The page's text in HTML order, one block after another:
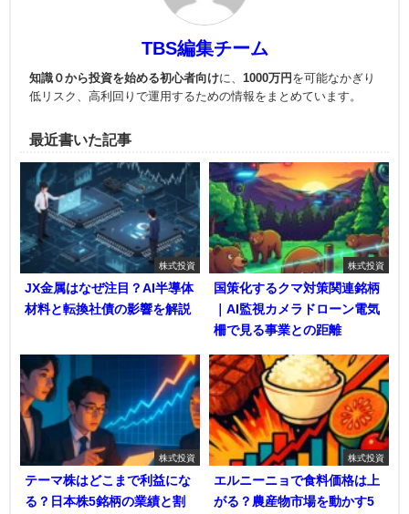
TBS編集チーム
知識０から投資を始める初心者向けに、 1000万円 を可能なかぎり
低リスク、高利回りで運用するための情報をまとめています。
最近書いた記事
株式投資
JX金属はなぜ注目？AI半導体
材料と転換社債の影響を解説
株式投資
国策化するクマ対策関連銘柄
｜AI監視カメラドローン電気
柵で見る事業との距離
株式投資
テーマ株はどこまで利益にな
る？日本株5銘柄の業績と割
株式投資
エルニーニョで食料価格は上
がる？農産物市場を動かす5